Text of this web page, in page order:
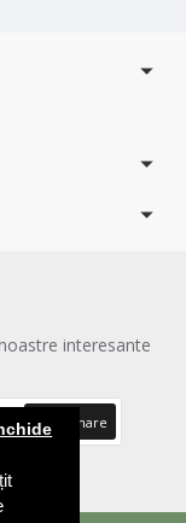
interesante
Abonare